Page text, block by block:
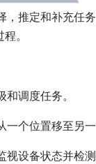
推定和补充任
。
调度任务。
个位置移至另一
设备状态并检测